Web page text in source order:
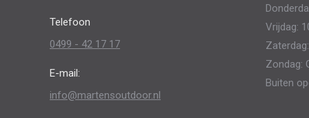
Telefoon
0499 - 42 17 17
E-mail:
info@martensoutdoor.nl
Vrijdag:
Zondag:
Buiten